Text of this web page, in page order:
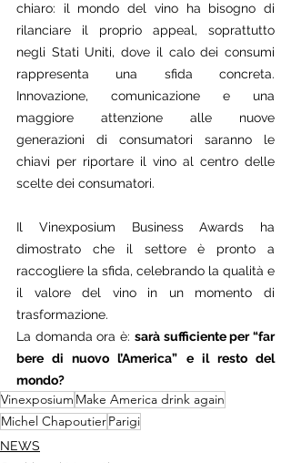
chiaro: il mondo del vino ha bisogno di
rilanciare il proprio appeal, soprattutto
negli Stati Uniti, dove il calo dei consumi
rappresenta una sfida concreta.
Innovazione, comunicazione e una
maggiore attenzione alle nuove
generazioni di consumatori saranno le
chiavi per riportare il vino al centro delle
scelte dei consumatori.
Il Vinexposium Business Awards ha
dimostrato che il settore è pronto a
raccogliere la sfida, celebrando la qualità e
il valore del vino in un momento di
trasformazione.
La domanda ora è: sarà sufficiente per “far
bere di nuovo l’America” e il resto del
mondo?
Vinexposium Make America drink again
Michel ChapoutierParigi
NEWS